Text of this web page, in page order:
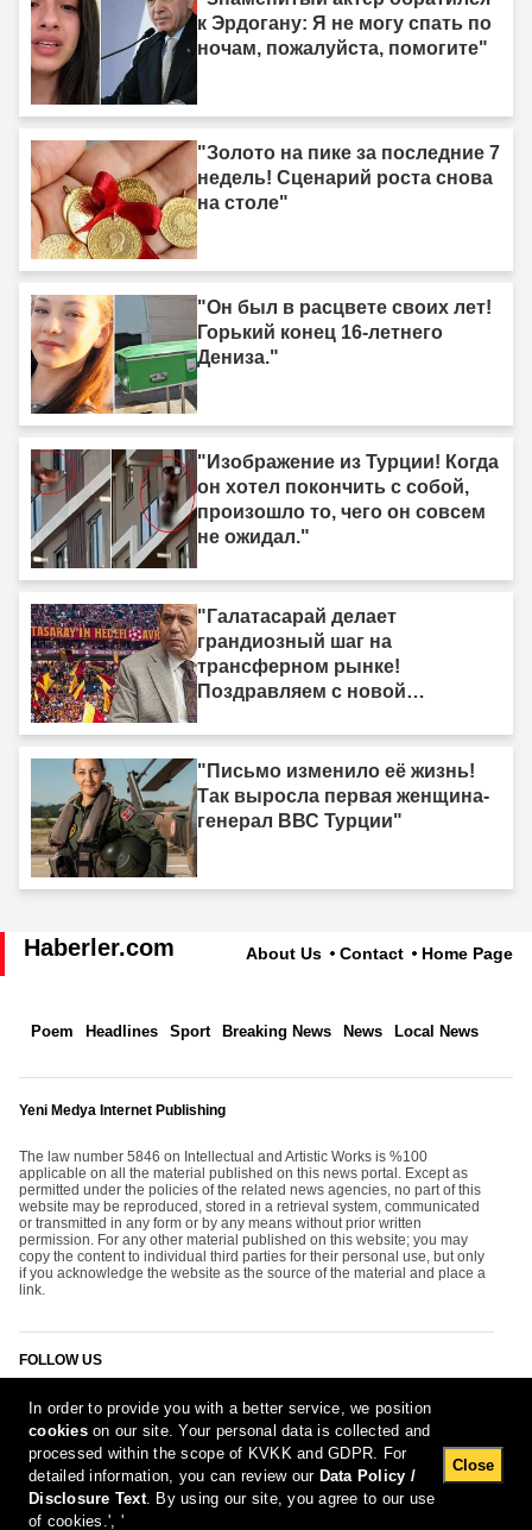
к Эрдогану: Я не могу спать по
ночам, пожалуйста, помогите"
"Золото на пике за последние 7
недель! Сценарий роста снова
на столе"
"Он был в расцвете своих лет!
Горький конец 16-летнего
Дениза."
"Изображение из Турции! Когда
он хотел покончить с собой,
произошло то, чего он совсем
не ожидал."
"Галатасарай делает
грандиозный шаг на
трансферном рынке!
Поздравляем с новой
"Письмо изменило её жизнь!
Так выросла первая женщина-
генерал ВВС Турции"
Haberler.com About Us Contact Home Page
Poem Headlines Sport Breaking News News Local News
Yeni Medya Internet Publishing
The law number 5846 on Intellectual and Artistic Works is %100
applicable on all the material published on this news portal. Except as
permitted under the policies of the related news agencies, no part of this
website may be reproduced, stored in a retrieval system, communicated
or transmitted in any form or by any means without prior written
permission. For any other material published on this website; you may
copy the content to individual third parties for their personal use, but only
if you acknowledge the website as the source of the material and place a
link.
FOLLOW US
[Report Bug]6.08.2026 14:32:06 #1.11#
In order to provide you with a better service, we position
cookieson our site. Your personal data is collected and
processed within the scope of KVKK and GDPR. For
detailed information, you can review our Data Policy /
Disclosure Text. By using our site, you agree to our use
of cookies.', '
Close